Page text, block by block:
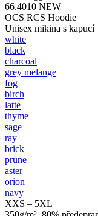
66.4010 NEW
OCS RCS Hoodie
Unisex mikina s kapucí
white
black
charcoal
grey melange
fog
birch
latte
thyme
sage
ray
brick
prune
aster
orion
navy
XXS – 5XL